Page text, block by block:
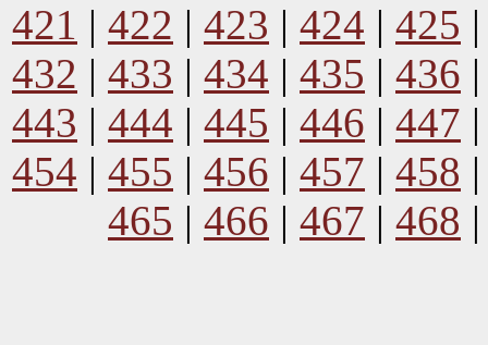
421 | 422 | 423 | 424 | 425
432 | 433 | 434 | 435 | 436
443 | 444 | 445 | 446 | 447
454 | 455 | 456 | 457 | 458
465 | 466 | 467 | 468